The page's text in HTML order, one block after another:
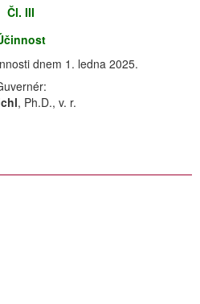
Čl. III
dnem 1. ledna 2025.
, Ph.D., v. r.